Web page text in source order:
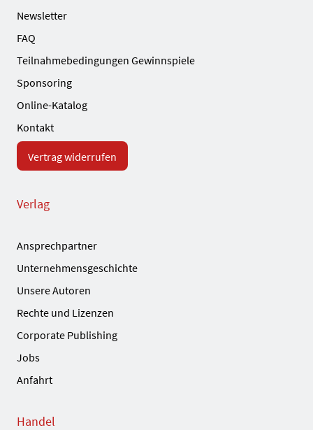
Newsletter
FAQ
Teilnahmebedingungen Gewinnspiele
Sponsoring
Online-Katalog
Kontakt
Vertrag widerrufen
Verlag
Ansprechpartner
Unternehmensgeschichte
Unsere Autoren
Rechte und Lizenzen
Corporate Publishing
Jobs
Anfahrt
Handel